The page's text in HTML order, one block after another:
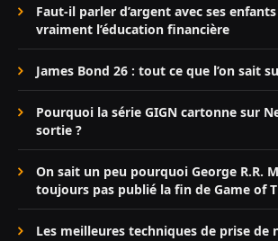
Faut-il parler d’argent avec ses
vraiment l’éducation financière
James Bond 26 : tout ce que l’on sait
Pourquoi la série GIGN cartonne sur
sortie ?
On sait un peu pourquoi George R.R.
toujours pas publié la fin de Game of
Les meilleures techniques de prise de